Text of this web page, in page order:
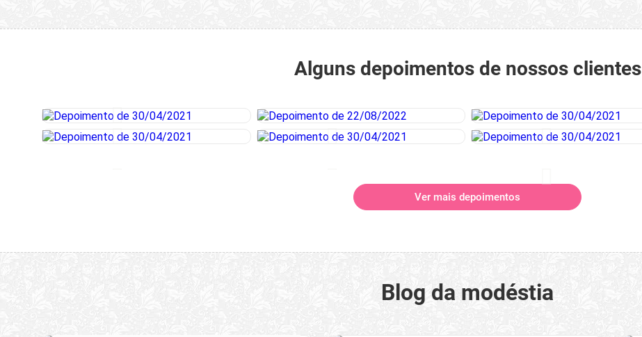
Alguns depoimentos de nossos clientes
Ver mais depoimentos
Blog da modéstia